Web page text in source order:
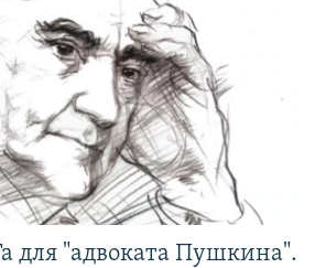
для "адвоката Пушкина".